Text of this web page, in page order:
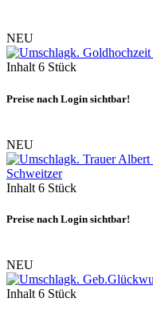
NEU
Inhalt 6 Stück
Preise nach Login sichtbar!
NEU
Schweitzer
Inhalt 6 Stück
Preise nach Login sichtbar!
NEU
Inhalt 6 Stück